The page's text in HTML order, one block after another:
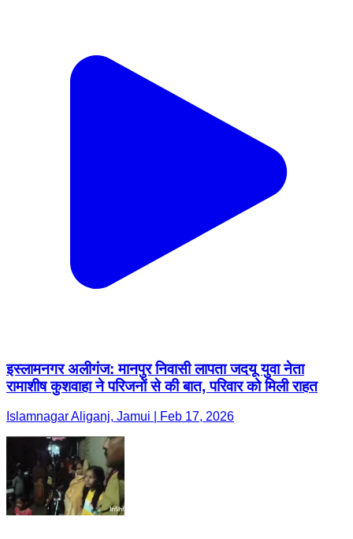
इस्लामनगर अलीगंज: मानपुर निवासी लापता जदयू युवा नेता
रामाशीष कुशवाहा ने परिजनों से की बात, परिवार को मिली राहत
Islamnagar Aliganj, Jamui | Feb 17, 2026